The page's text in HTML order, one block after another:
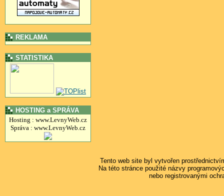
REKLAMA
STATISTIKA
HOSTING a SPRÁVA
Hosting : www.LevnyWeb.cz
Správa : www.LevnyWeb.cz
Tento web site byl vytvořen
Na této stránce použité názvy
nebo registrovanými